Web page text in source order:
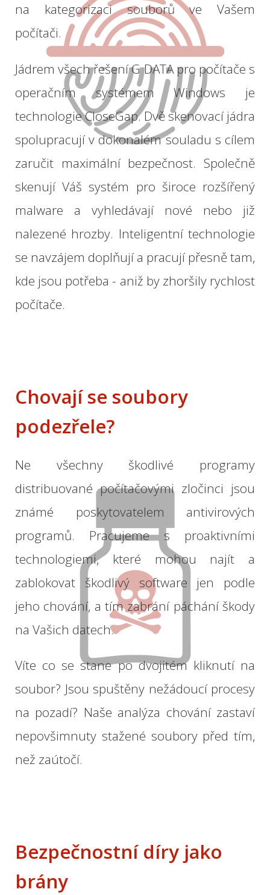
na
kategorizaci souborů
ve Vašem
počítači.
Jádrem všech řešeníGDATA pro počítače s
operačním systémem
Windows
je
technologieCloseGap. Dvě skenovací jádra
spolupracují v dokonalém souladu s cílem
zaručit maximální bezpečnost. Společně
skenují Váš systém pro široce rozšířený
malware
a vyhledávají nové nebo
již
nalezené hrozby. Inteligentní technologie
se navzájem doplňují a pracují přesnětam,
kde jsou potřeba - aniž by zhoršily rychlost
počítače.
Chovají se soubory
podezřele?
Ne všechny
škodlivé programy
distribuované počítačovými zločinci jsou
známé
poskytovatelem
antivirových
programů. Pracujeme s
proaktivními
technologiemi,
které mohou
najít a
zablokovat
škodlivý software
jen podle
jeho chování, a tím zabrání páchání škody
na Vašich datech.
Víte co se stane po dvojitém kliknutí na
soubor? Jsou spuštěny nežádoucí procesy
na pozadí? Naše analýza chování zastaví
nepovšimnuty stažené soubory před tím,
než zaútočí.
Bezpečnostní díry jako
brány